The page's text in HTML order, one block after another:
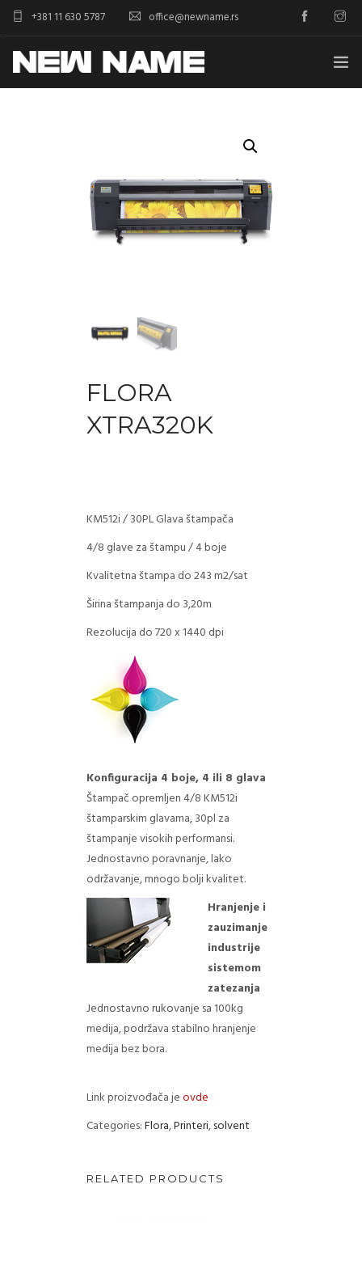
+381 11 630 5787 office@newname.rs
FLORA
XTRA320K
KM512i / 30PL Glava štampača
4/8 glave za štampu / 4 boje
Kvalitetna štampa do 243 m2/sat
Širina štampanja do 3,20m
Rezolucija do 720 x 1440 dpi
Konfiguracija 4 boje, 4 ili 8 glava
Štampač opremljen 4/8 KM512i
štamparskim glavama, 30pl za
štampanje visokih performansi.
Jednostavno poravnanje, lako
održavanje, mnogo bolji kvalitet.
Hranjenje i
zauzimanje
industrije
sistemom
zatezanja
Jednostavno rukovanje sa 100kg
medija, podržava stabilno hranjenje
medija bez bora.
Link proizvođača jeovde
Categories:Flora,Printeri,solvent
RELATED PRODUCTS